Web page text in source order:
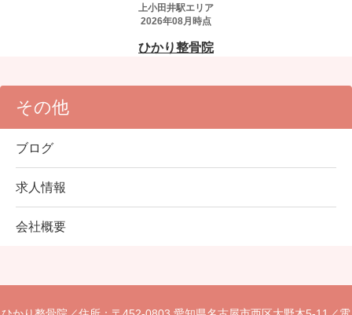
その他
ブログ
求人情報
会社概要